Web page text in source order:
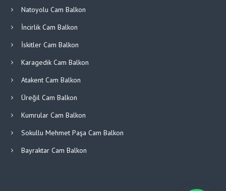
Natoyolu Cam Balkon
İncirlik Cam Balkon
İskitler Cam Balkon
Karagedik Cam Balkon
Atakent Cam Balkon
Üreğil Cam Balkon
Kumrular Cam Balkon
Sokullu Mehmet Paşa Cam Balkon
Bayraktar Cam Balkon